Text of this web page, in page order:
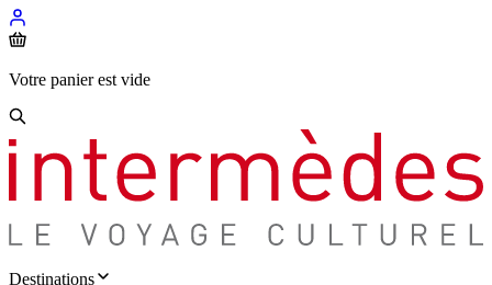
Votre panier est vide
Destinations